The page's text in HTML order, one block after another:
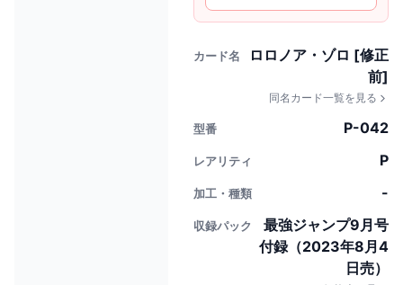
カード名
ロロノア・ゾロ [修正
前]
同名カード一覧を見る
型番 P-042
レアリティ P
加工・種類 -
収録パック
最強ジャンプ9月号
付録（2023年8月4
日売）